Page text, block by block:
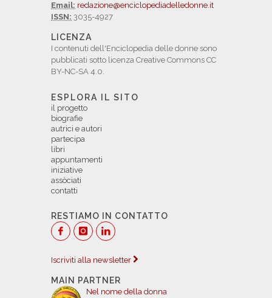
Email: redazione@enciclopediadelledonne.it
ISSN: 3035-4927
LICENZA
I contenuti dell'Enciclopedia delle donne sono
pubblicati sotto licenza Creative Commons CC
BY-NC-SA 4.0.
ESPLORA IL SITO
il progetto
biografie
autrici e autori
partecipa
libri
appuntamenti
iniziative
assòciati
contatti
RESTIAMO IN CONTATTO
Iscriviti alla newsletter
MAIN PARTNER
Nel nome della donna